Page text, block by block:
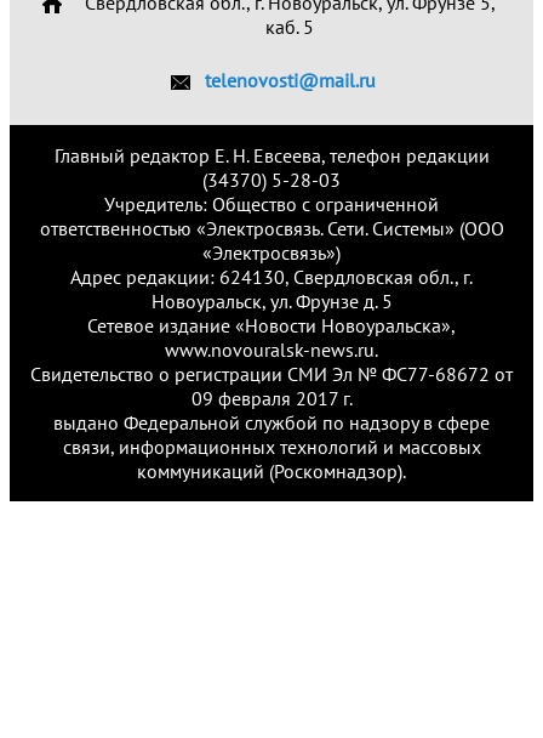
каб. 5
telenovosti@mail.ru
Главный редактор Е. Н. Евсеева, телефон редакции
(34370) 5-28-03
Учредитель: Общество с ограниченной
ответственностью «Электросвязь. Сети. Системы» (ООО
«Электросвязь»)
Адрес редакции: 624130, Свердловская обл., г.
Новоуральск, ул. Фрунзе д. 5
Сетевое издание «Новости Новоуральска»,
www.novouralsk-news.ru.
Свидетельство о регистрации СМИ Эл № ФС77-68672 от
09 февраля 2017 г.
выдано Федеральной службой по надзору в сфере
связи, информационных технологий и массовых
коммуникаций (Роскомнадзор).